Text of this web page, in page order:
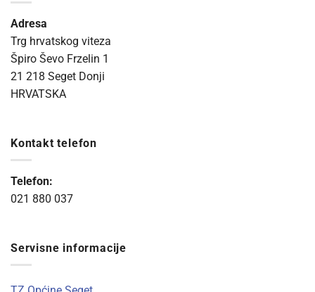
Adresa
Trg hrvatskog viteza
Špiro Ševo Frzelin 1
21 218 Seget Donji
HRVATSKA
Kontakt telefon
Telefon:
021 880 037
Servisne informacije